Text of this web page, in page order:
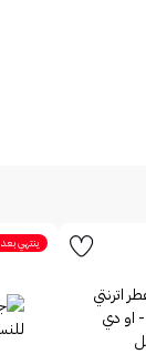
ينتهي بعد